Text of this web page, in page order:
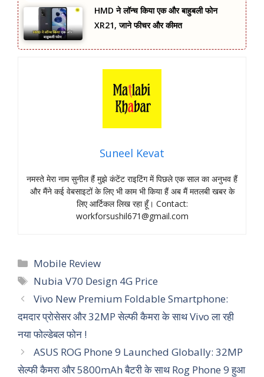
HMD ने लॉन्च किया एक और बाहुबली फोन
XR21, जाने फीचर और कीमत
Suneel Kevat
नमस्‍ते मेरा नाम सुनील हैं मुझे कंटेंट राइटिंग में पिछले एक साल का अनुभव हैं
और मैंने कई वेबसाइटों के लिए भी काम भी किया हैं अब मैं मतलबी खबर के
लिए आर्टिकल लिख रहा हूँ। Contact:
workforsushil671@gmail.com
Categories
Mobile Review
Tags
Nubia V70 Design 4G Price
Vivo New Premium Foldable Smartphone:
दमदार प्रोसेसर और 32MP सेल्फी कैमरा के साथ Vivo ला रही
नया फोल्डेबल फोन !
ASUS ROG Phone 9 Launched Globally: 32MP
सेल्फी कैमरा और 5800mAh बैटरी के साथ Rog Phone 9 हुआ